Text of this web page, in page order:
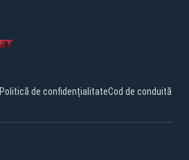
Politică de confidențialitateCod de conduită